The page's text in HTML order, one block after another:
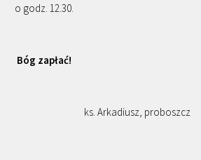
o godz. 12.30.
Bóg zapłać!
ks. Arkadiusz, proboszcz